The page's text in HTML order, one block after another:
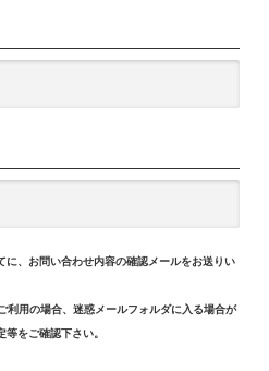
、お問い合わせ内容の確認メールをお送りい
用の場合、迷惑メールフォルダに入る場合が
をご確認下さい。